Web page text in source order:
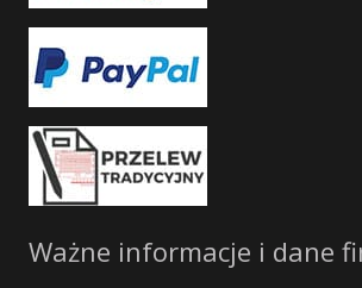
Ważne informacje i dane